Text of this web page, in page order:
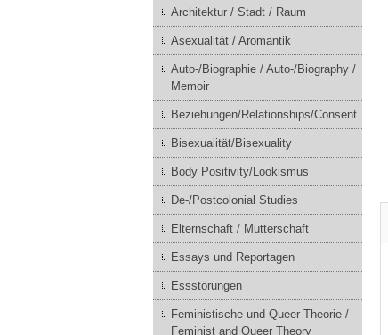
Architektur / Stadt / Raum
Asexualität / Aromantik
Auto-/Biographie / Auto-/Biography /
Memoir
Beziehungen/Relationships/Consent
Bisexualität/Bisexuality
Body Positivity/Lookismus
De-/Postcolonial Studies
Elternschaft / Mutterschaft
Essays und Reportagen
Essstörungen
Feministische und Queer-Theorie /
Feminist and Queer Theory